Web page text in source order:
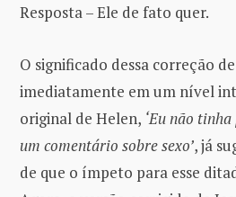
Resposta – Ele de fato quer.
O significado dessa correção
imediatamente em um nível
original de Helen, ‘Eu não
um comentário sobre sexo’, já
de que o ímpeto para esse